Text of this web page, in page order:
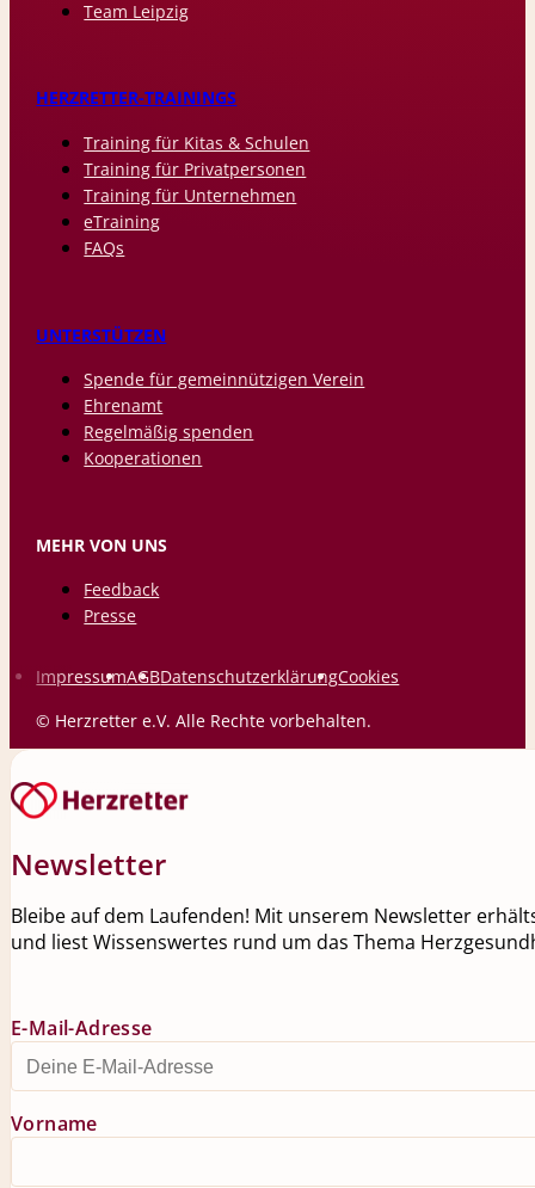
Team Leipzig
HERZRETTER-TRAININGS
Training für Kitas & Schulen
Training für Privatpersonen
Training für Unternehmen
eTraining
FAQs
UNTERSTÜTZEN
Spende für gemeinnützigen Verein
Ehrenamt
Regelmäßig spenden
Kooperationen
MEHR VON UNS
Feedback
Presse
ImpressumAGBDatenschutzerklärungCookies
© Herzretter e.V. Alle Rechte vorbehalten.
Newsletter
Bleibe auf dem Laufenden! Mit unserem Newsletter
und liest Wissenswertes rund um das Thema
E-Mail-Adresse
Vorname